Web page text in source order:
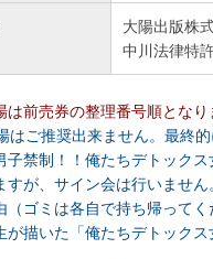
大陽出版株
中川法律特
前売券の整理番号順となり
はご推奨出来ません。最終
子禁制！！俺たちデトック
が、サイン会は行いません
ゴミは各自で持ち帰ってく
が描いた「俺たちデトック